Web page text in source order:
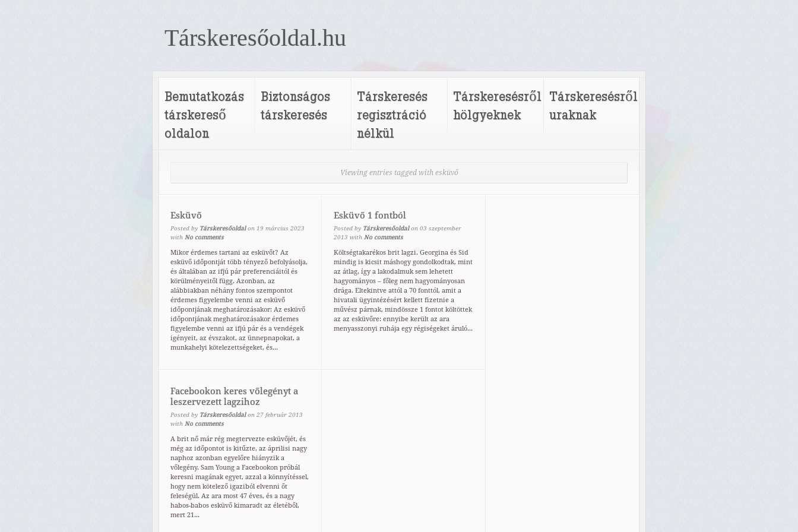
Társkeresőoldal.hu
Bemutatkozás
társkereső
oldalon
Biztonságos
társkeresés
Társkeresés
regisztráció
nélkül
Társkeresésről
hölgyeknek
Társkeresésről
uraknak
Viewing entries tagged with esküvő
Esküvő
Posted by Társkeresőoldal on 19 március 2023
with No comments
Mikor érdemes tartani az esküvőt? Az
esküvő időpontját több tényező befolyásolja,
és általában az ifjú pár preferenciáitól és
körülményeitől függ. Azonban, az
alábbiakban néhány fontos szempontot
érdemes figyelembe venni az esküvő
időpontjának meghatározásakor: Az esküvő
időpontjának meghatározásakor érdemes
figyelembe venni az ifjú pár és a vendégek
igényeit, az évszakot, az ünnepnapokat, a
munkahelyi kötelezettségeket, és...
Esküvő 1 fontból
Posted by Társkeresőoldal on 03 szeptember
2013 with No comments
Költségtakarékos brit lagzi. Georgina és Sid
mindig is kicsit máshogy gondolkodtak, mint
az átlag, így a lakodalmuk sem lehetett
hagyományos – főleg nem hagyományosan
drága. Eltekintve attól a 70 fonttól, amit a
hivatali ügyintézésért kellett fizetnie a
művész párnak, mindössze 1 fontot költöttek
az az esküvőre: ennyibe került az ara
menyasszonyi ruhája egy régiségeket áruló...
Facebookon keres vőlegényt a
leszervezett lagzihoz
Posted by Társkeresőoldal on 27 február 2013
with No comments
A brit nő már rég megtervezte esküvőjét, és
még az időpontot is kitűzte, az áprilisi nagy
naphoz azonban egyelőre hiányzik a
vőlegény. Sam Young a Facebookon próbál
keresni magának egyet, azzal a könnyítéssel,
hogy nem kötelező igaziból elvenni őt
feleségül. Az ara most 47 éves, és a nagy
habos-babos esküvő kimaradt az életéből,
mert 21...